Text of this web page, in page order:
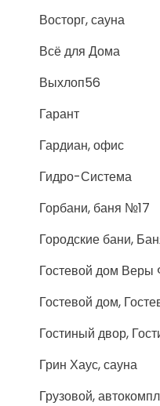
Восторг, сауна
Всё для Дома
Выхлоп56
Гарант
Гардиан, офис
Гидро-Система
Горбани, баня №17
Городские бани,
Гостевой дом
Гостевой дом,
Гостиный двор,
Грин Хаус, сауна
Грузовой,